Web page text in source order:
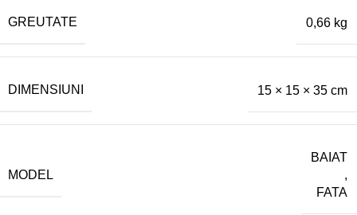
GREUTATE 0,66 kg
DIMENSIUNI 15 × 15 × 35 cm
MODEL
BAIAT
,
FATA